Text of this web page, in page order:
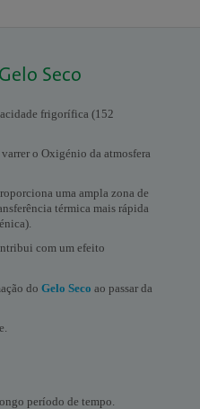
Seco
frigorífica (152
o Oxigénio da atmosfera
uma ampla zona de
térmica mais rápida
com um efeito
do Gelo Seco ao passar da
período de tempo.